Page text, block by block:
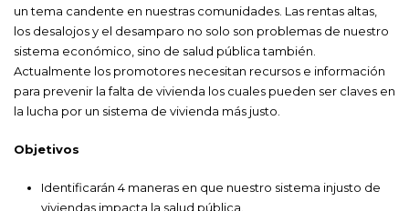
un tema candente en nuestras comunidades. Las rentas altas,
los desalojos y el desamparo no solo son problemas de nuestro
sistema económico, sino de salud pública también.
Actualmente los promotores necesitan recursos e información
para prevenir la falta de vivienda los cuales pueden ser claves en
la lucha por un sistema de vivienda más justo.
Objetivos
Identificarán 4 maneras en que nuestro sistema injusto de
viviendas impacta la salud pública.